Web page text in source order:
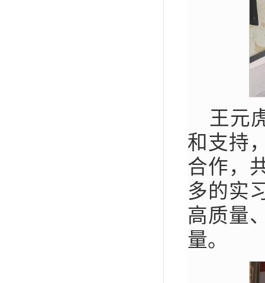
王元
和支持
合作，
多的实
高质量
量。